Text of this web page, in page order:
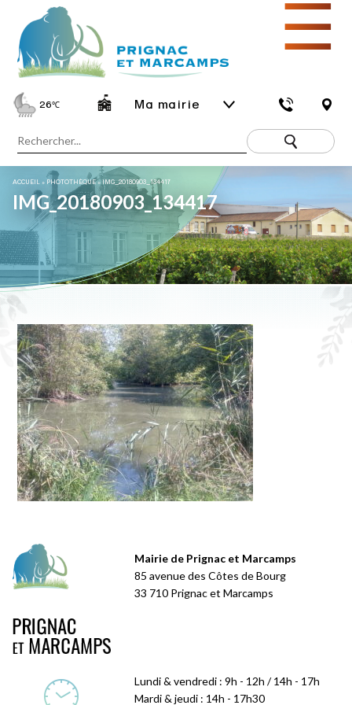
26℃ Ma mairie
☰
ACCUEIL » PHOTOTHÈQUE»IMG_20180903_134417
IMG_20180903_134417
Mairie de Prignac et Marcamps
85 avenue des Côtes de Bourg
33 710 Prignac et Marcamps
Lundi & vendredi : 9h - 12h / 14h - 17h
Mardi & jeudi : 14h - 17h30